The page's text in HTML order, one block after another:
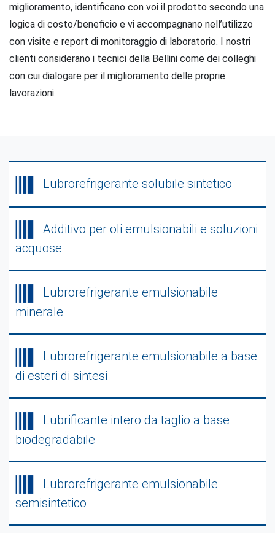
miglioramento, identificano con voi il prodotto secondo una
logica di costo/beneficio e vi accompagnano nell’utilizzo
con visite e report di monitoraggio di laboratorio. I nostri
clienti considerano i tecnici della Bellini come dei colleghi
con cui dialogare per il miglioramento delle proprie
lavorazioni.
Lubrorefrigerante solubile sintetico
Additivo per oli emulsionabili e soluzioni
acquose
Lubrorefrigerante emulsionabile
minerale
Lubrorefrigerante emulsionabile a base
di esteri di sintesi
Lubrificante intero da taglio a base
biodegradabile
Lubrorefrigerante emulsionabile
semisintetico